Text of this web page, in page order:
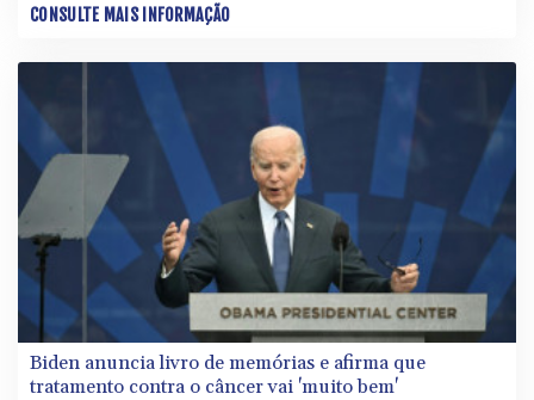
uma qualidade do ar prejudicial.
CONSULTE MAIS INFORMAÇÃO
Biden anuncia livro de memórias e afirma que
tratamento contra o câncer vai 'muito bem'